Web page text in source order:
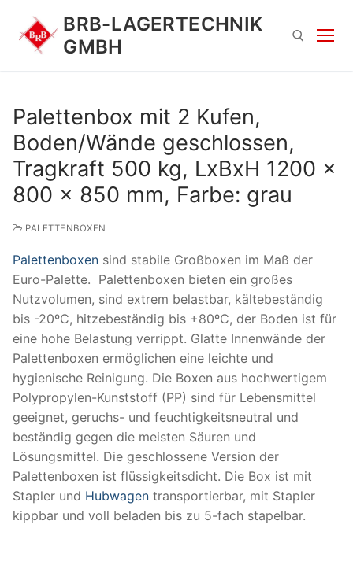
Inhalt
springen
BRB-LAGERTECHNIK
GMBH
nach:
Palettenbox mit 2 Kufen,
Boden/Wände geschlossen,
Tragkraft 500 kg, LxBxH 1200 x
800 x 850 mm, Farbe: grau
PALETTENBOXEN
Palettenboxen sind stabile Großboxen im Maß der
Euro-Palette. Palettenboxen bieten ein großes
Nutzvolumen, sind extrem belastbar, kältebeständig
bis -20ºC, hitzebeständig bis +80ºC, der Boden ist für
eine hohe Belastung verrippt. Glatte Innenwände der
Palettenboxen ermöglichen eine leichte und
hygienische Reinigung. Die Boxen aus hochwertigem
Polypropylen-Kunststoff (PP) sind für Lebensmittel
geeignet, geruchs- und feuchtigkeitsneutral und
beständig gegen die meisten Säuren und
Lösungsmittel. Die geschlossene Version der
Palettenboxen ist flüssigkeitsdicht. Die Box ist mit
Stapler und Hubwagen transportierbar, mit Stapler
kippbar und voll beladen bis zu 5-fach stapelbar.